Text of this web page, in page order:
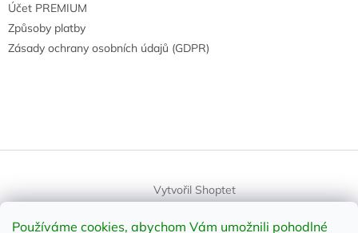
Používáme cookies, abychom Vám umožnili pohodlné
Účet PREMIUM
Způsoby platby
Zásady ochrany osobních údajů (GDPR)
Vytvořil Shoptet